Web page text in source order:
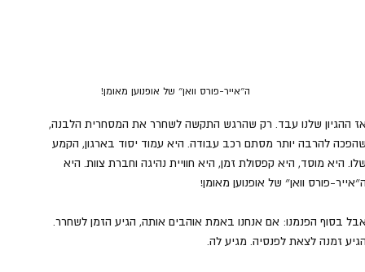
ה״אייר-פורס וואן״ של אופנוען מאומן!
ההגיון שלנו עבד. רק שהרגש התקשה לשחרר את המסחרית הלבנה,
להרבה יותר מסתם רכב עבודה. היא עמוד יסוד בארגון, הקמע
היא מוסד, היא קפסולת זמן, היא חוויית נהיגה וחברת צוות. היא
פורס וואן״ של אופנוען מאומן!
בסוף הפנמנו: אם אנחנו באמת אוהבים אותה, הגיע הזמן לשחרר.
זמנה לצאת לפנסיה. מגיע לה.